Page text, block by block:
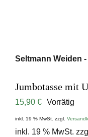
Seltmann Weiden
Jumbotasse mit
15,90 € Vorrätig
inkl. 19 % MwSt. zzgl.
inkl. 19 % MwSt.